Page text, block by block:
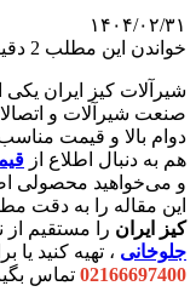
۱۴۰۴/۰۲/۳۱
خواندن این مطلب 2 دقیقه زمان میبرد
شیرآلات کیز ایران یکی
صنعت شیرآلات و
دوام بالا و قیمت
هم به دنبال اطلاع از
و می‌خواهید محصولی
این مقاله را به دقت
کیز ایران را مستقیم از
جلوخانی ، تهیه کنید
02166697400 تماس